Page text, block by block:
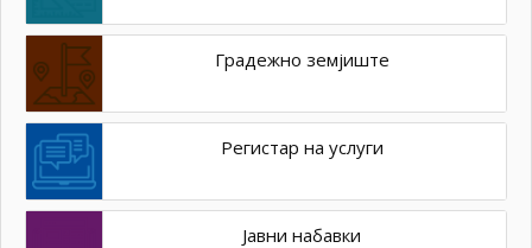
Градежно земјиште
Регистар на услуги
Јавни набавки